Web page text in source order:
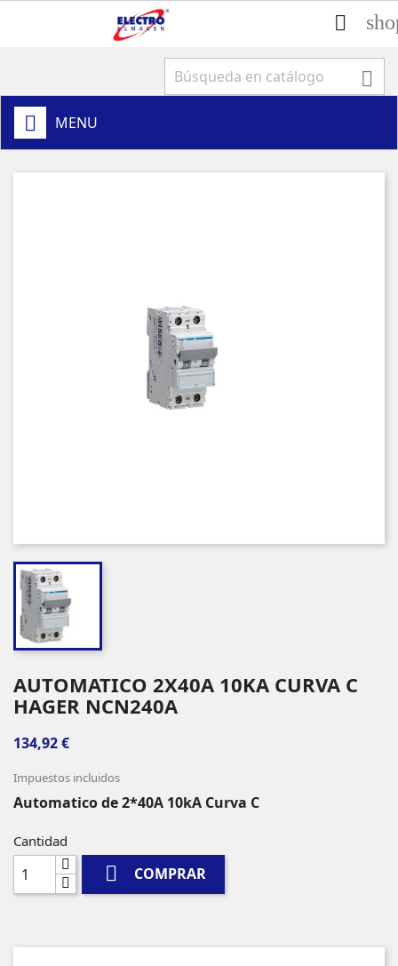


MENU
AUTOMATICO 2X40A 10KA CURVA C
HAGER NCN240A
134,92 €
Impuestos incluidos
Automatico de 2*40A 10kA Curva C
Cantidad
 COMPRAR